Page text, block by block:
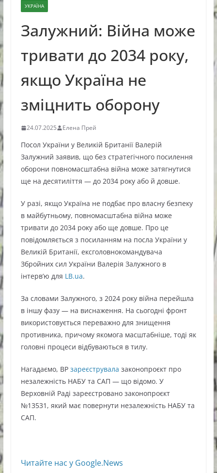
УКРАЇНА
Залужний: Війна може
тривати до 2034 року,
якщо Україна не
зміцнить оборону
24.07.2025 Елена Прей
Посол України у Великій Британії Валерій
Залужний заявив, що без стратегічного посилення
оборони повномасштабна війна може затягнутися
ще на десятиліття — до 2034 року або й довше.
У разі, якщо Україна не подбає про власну безпеку
в майбутньому, повномасштабна війна може
тривати до 2034 року або ще довше. Про це
повідомляється з посиланням на посла України у
Великій Британії, ексголовнокомандувача
Збройних сил України Валерія Залужного в
інтерв’ю для LB.ua.
За словами Залужного, з 2024 року війна перейшла
в іншу фазу — на виснаження. На сьогодні фронт
використовується переважно для знищення
противника, причому якомога масштабніше, тоді як
головні процеси відбуваються в тилу.
Нагадаємо, ВР зареєструвала законопроєкт про
незалежність НАБУ та САП — що відомо. У
Верховній Раді зареєстровано законопроєкт
№13531, який має повернути незалежність НАБУ та
САП.
Читайте нас у Google.News